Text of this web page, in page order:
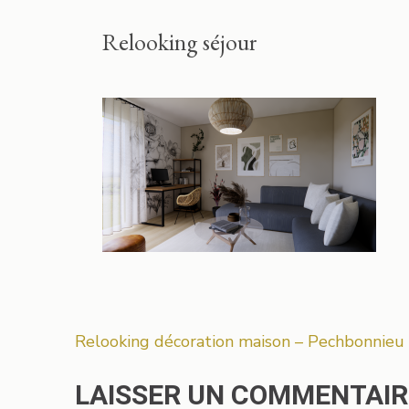
Relooking séjour
Navigation
l’article
Relooking décoration maison – Pechbonnieu
LAISSER UN